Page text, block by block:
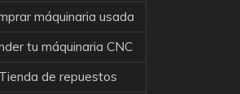
máquinaria usada
tu máquinaria CNC
Tienda de repuestos